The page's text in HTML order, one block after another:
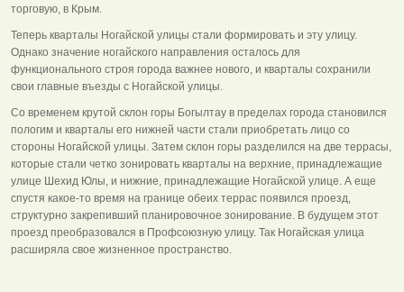
торговую, в Крым.
Теперь кварталы Ногайской улицы стали формировать и эту улицу.
Однако значение ногайского направления осталось для
функционального строя города важнее нового, и кварталы сохранили
свои главные въезды с Ногайской улицы.
Со временем крутой склон горы Богылтау в пределах города становился
пологим и кварталы его нижней части стали приобретать лицо со
стороны Ногайской улицы. Затем склон горы разделился на две террасы,
которые стали четко зонировать кварталы на верхние, принадлежащие
улице Шехид Юлы, и нижние, принадлежащие Ногайской улице. А еще
спустя какое-то время на границе обеих террас появился проезд,
структурно закрепивший планировочное зонирование. В будущем этот
проезд преобразовался в Профсоюзную улицу. Так Ногайская улица
расширяла свое жизненное пространство.